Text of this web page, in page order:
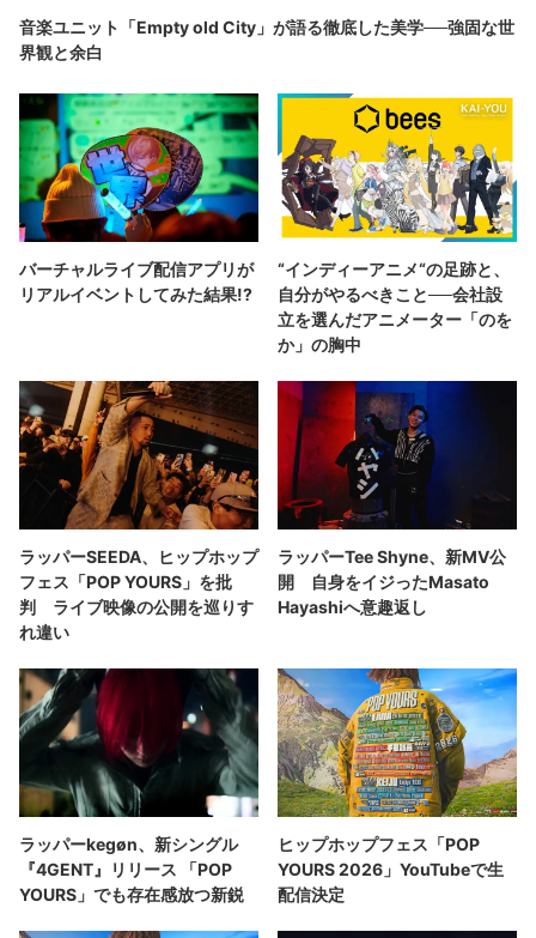
音楽ユニット「Empty old City」が語る徹底した美学──強固な世
界観と余白
バーチャルライブ配信アプリが
リアルイベントしてみた結果!?
“インディーアニメ“の足跡と、
自分がやるべきこと──会社設
立を選んだアニメーター「のを
か」の胸中
ラッパーSEEDA、ヒップホップ
フェス「POP YOURS」を批
判 ライブ映像の公開を巡りす
れ違い
ラッパーTee Shyne、新MV公
開 自身をイジったMasato
Hayashiへ意趣返し
ラッパーkegøn、新シングル
『4GENT』リリース 「POP
YOURS」でも存在感放つ新鋭
ヒップホップフェス「POP
YOURS 2026」YouTubeで生
配信決定